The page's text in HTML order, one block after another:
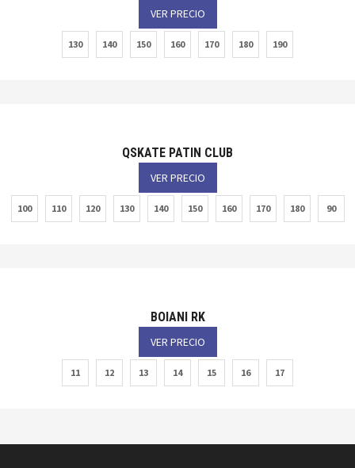
VER PRECIO
130 140 150 160 170 180 190
QSKATE PATIN CLUB
VER PRECIO
100 110 120 130 140 150 160 170 180 90
BOIANI RK
VER PRECIO
11 12 13 14 15 16 17